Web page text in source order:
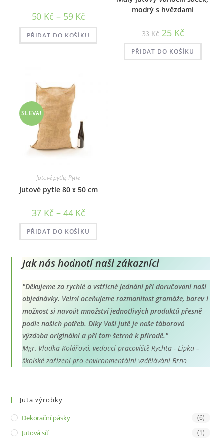
50 Kč – 59 KčRozpětí
cen:
50 Kč
až
59 Kč
PŘIDAT DO KOŠÍKU
modrý s hvězdami
33Kč Původní
cena
byla:
33 Kč.
25 KčAktuální
cena
je:
25 Kč.
PŘIDAT DO KOŠÍKU
SLEVA!
Jutové pytle,Pytle
Jutové pytle 80 x 50 cm
37 Kč – 44 KčRozpětí
cen:
37 Kč
až
44 Kč
PŘIDAT DO KOŠÍKU
Jak nás hodnotí naši zákazníci
"Děkujeme za rychlé a vstřícné jednání při doručování naší
objednávky. Velmi oceňujeme rozmanitost gramáže, barev i
možnost si navolit množství jednotlivých produktů přesně
podle našich potřeb. Díky Vaší jutě je naše táborová
výzdoba originální a při tom šetrná k přírodě."
Mgr. Vlaďka Kolářová, vedoucí pracoviště Rychta - Lipka –
školské zařízení pro environmentální vzdělávání Brno
Juta výrobky
Dekorační pásky (6)
Jutová síť (1)